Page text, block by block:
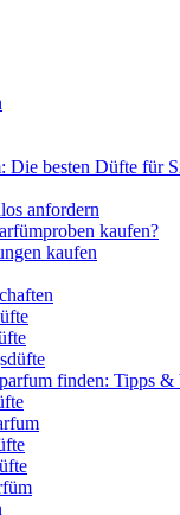
Die besten Düfte für
anfordern
kaufen?
kaufen
finden: Tipps